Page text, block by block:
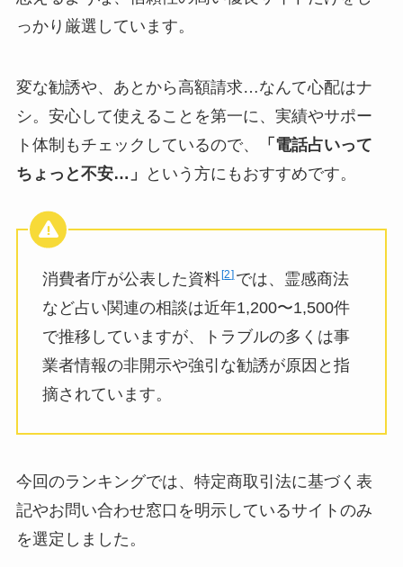
っかり厳選しています。
変な勧誘や、あとから高額請求…なんて心配はナ
シ。安心して使えることを第一に、実績やサポー
ト体制もチェックしているので、
「電話占いって
ちょっと不安…」
という方にもおすすめです。
消費者庁が公表した資料 2 では、霊感商法
など占い関連の相談は近年1,200〜1,500件
で推移していますが、トラブルの多くは事
業者情報の非開示や強引な勧誘が原因と指
摘されています。
今回のランキングでは、特定商取引法に基づく表
記やお問い合わせ窓口を明示しているサイトのみ
を選定しました。